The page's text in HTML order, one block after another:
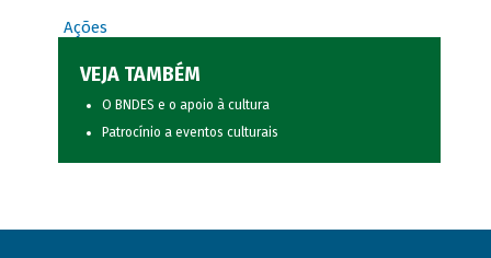
Ações
VEJA TAMBÉM
O BNDES e o apoio à cultura
Patrocínio a eventos culturais